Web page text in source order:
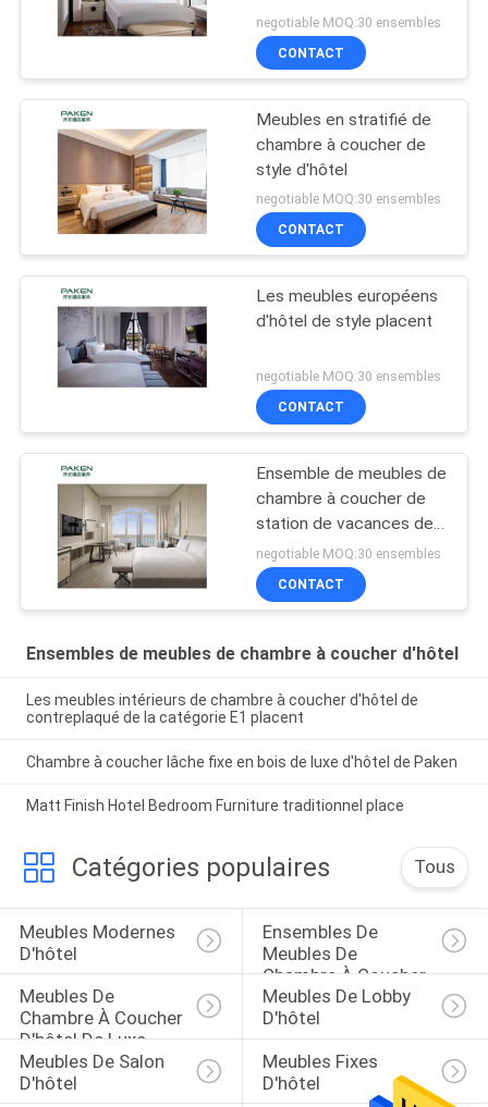
negotiable MOQ:30 ensembles
CONTACT
Meubles en stratifié de
chambre à coucher de
style d'hôtel
negotiable MOQ:30 ensembles
CONTACT
Les meubles européens
d'hôtel de style placent
negotiable MOQ:30 ensembles
CONTACT
Ensemble de meubles de
chambre à coucher de
station de vacances de
couverture de
contreplaqué
negotiable MOQ:30 ensembles
CONTACT
Ensembles de meubles de chambre à coucher d'hôtel
Les meubles intérieurs de chambre à coucher d'hôtel de
contreplaqué de la catégorie E1 placent
Chambre à coucher lâche fixe en bois de luxe d'hôtel de Paken
Matt Finish Hotel Bedroom Furniture traditionnel place
Catégories populaires Tous
Meubles Modernes
D'hôtel
Ensembles De
Meubles De
Chambre À Coucher
D'hôtel
Meubles De
Chambre À Coucher
D'hôtel De Luxe
Meubles De Lobby
D'hôtel
Meubles De Salon
D'hôtel
Meubles Fixes
D'hôtel